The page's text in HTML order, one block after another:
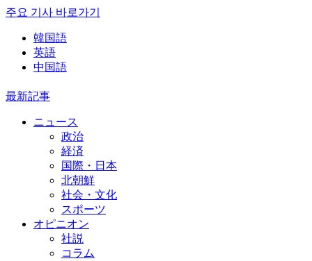
주요 기사 바로가기
韓国語
英語
中国語
最新記事
ニュース
政治
経済
国際・日本
北朝鮮
社会・文化
スポーツ
オピニオン
社説
コラム